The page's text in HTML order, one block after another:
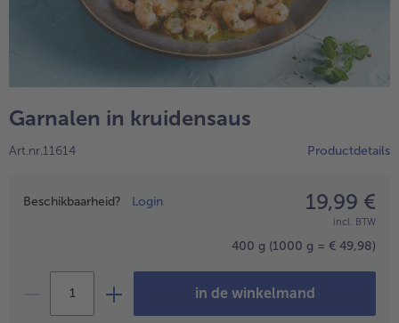
- 5 € bij aankoop van 7 maaltijden naar keuze
Garnalen in kruidensaus
Art.nr.11614 Productdetails
Prijsopgave
Beschikbaarheid? Login 19,99 €
incl. BTW
400 g (1000 g = € 49,98)
in de winkelmand